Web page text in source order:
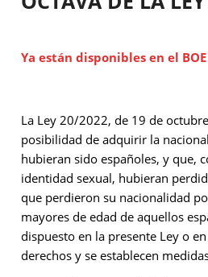
Ya están disponibles en el
La Ley 20/2022, de 19 de
posibilidad de adquirir la
hubieran sido españoles, y que,
identidad sexual, hubieran
que perdieron su nacionalidad
mayores de edad de aquellos
dispuesto en la presente Ley o
derechos y se establecen